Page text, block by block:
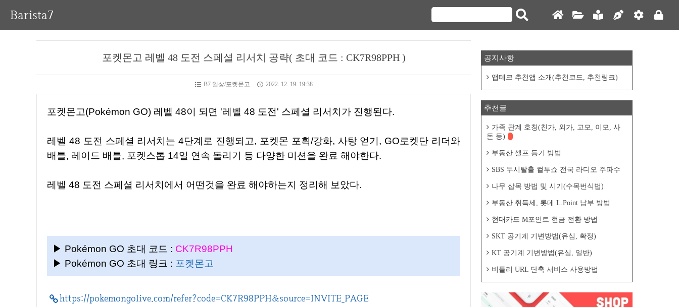
Barista7
포켓몬고 레벨 48 도전 스페셜 리서치 공략( 초대 코드 : CK7R98PPH )
B7 일상/포켓몬고 2022. 12. 19. 19:38
포켓몬고(Pokémon GO) 레벨 48이 되면 '레벨 48 도전' 스페셜 리서치가 진행된다.
레벨 48 도전 스페셜 리서치는 4단계로 진행되고, 포켓몬 포획/강화, 사탕 얻기, GO로켓단 리더와
배틀, 레이드 배틀, 포켓스톱 14일 연속 돌리기 등 다양한 미션을 완료 해야한다.
레벨 48 도전 스페셜 리서치에서 어떤것을 완료 해야하는지 정리해 보았다.
▶ Pokémon GO 초대 코드 : CK7R98PPH
▶ Pokémon GO 초대 링크 : 포켓몬고
https://pokemongolive.com/refer?code=CK7R98PPH&source=INVITE_PAGE
공지사항
앱테크 추천앱 소개(추천코드, 추천링크)
추천글
가족 관계 호칭(친가, 외가, 고모, 이모, 사
돈 등)
부동산 셀프 등기 방법
SBS 두시탈출 컬투쇼 전국 라디오 주파수
나무 삽목 방법 및 시기(수목번식법)
부동산 취득세, 롯데 L.Point 납부 방법
현대카드 M포인트 현금 전환 방법
SKT 공기계 기변방법(유심, 확정)
KT 공기계 기변방법(유심, 일반)
비틀리 URL 단축 서비스 사용방법